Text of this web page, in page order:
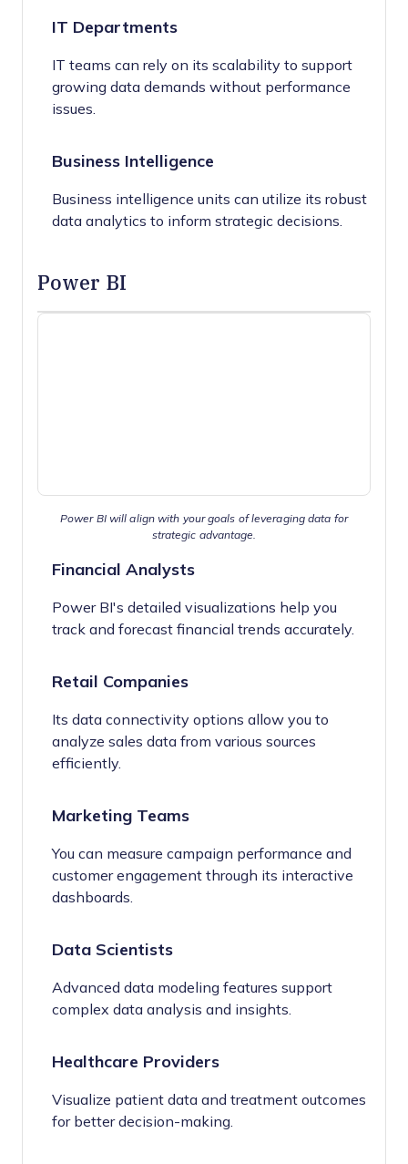
IT Departments
IT teams can rely on its scalability to support
growing data demands without performance
issues.
Business Intelligence
Business intelligence units can utilize its robust
data analytics to inform strategic decisions.
Power BI
Power BI will align with your goals of leveraging data for
strategic advantage.
Financial Analysts
Power BI's detailed visualizations help you
track and forecast financial trends accurately.
Retail Companies
Its data connectivity options allow you to
analyze sales data from various sources
efficiently.
Marketing Teams
You can measure campaign performance and
customer engagement through its interactive
dashboards.
Data Scientists
Advanced data modeling features support
complex data analysis and insights.
Healthcare Providers
Visualize patient data and treatment outcomes
for better decision-making.